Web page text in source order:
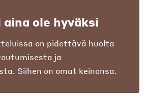
ole hyväksi
on pidettävä huolta
ja
Siihen on omat keinonsa.